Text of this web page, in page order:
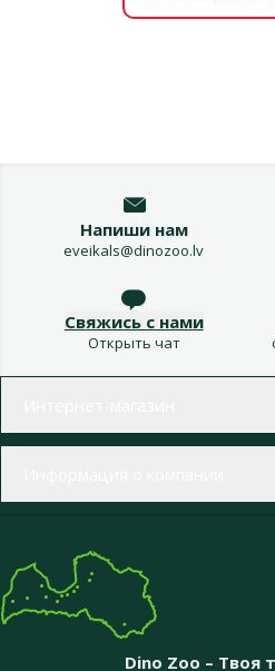
Напиши нам
eveikals@dinozoo.lv
Свяжись с нами
Открыть чат
Dino Zoo – Твоя